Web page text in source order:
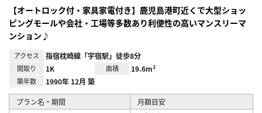
【オートロック付・家具家電付き】鹿児島港町近くで大型ショッ
ピングモールや会社・工場等多数あり利便性の高いマンスリーマ
ンション♪
アクセス 指宿枕崎線「宇宿駅」徒歩8分
間取り 1K 面積 19.6m²
築年数 1990年 12月 築
プラン名・期間 月額目安